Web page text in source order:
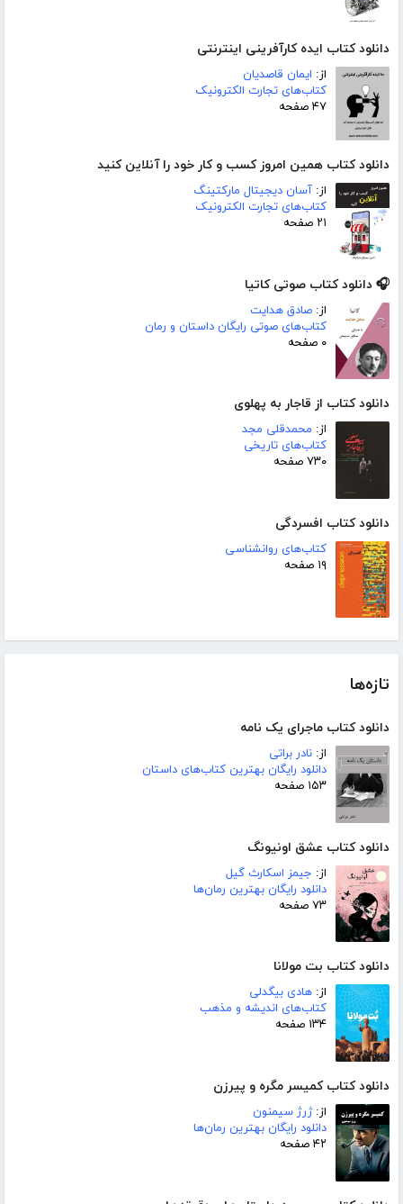
دانلود کتاب ایده کارآفرینی اینترنتی
از: ایمان قاصدیان
کتاب‌های تجارت الکترونیک
۴۷ صفحه
دانلود کتاب همین امروز کسب و کار خود را آنلاین کنید
از: آسان دیجیتال مارکتینگ
کتاب‌های تجارت الکترونیک
۲۱ صفحه
🎧 دانلود کتاب صوتی کاتیا
از: صادق هدایت
کتاب‌های صوتی رایگان داستان و رمان
۰ صفحه
دانلود کتاب از قاجار به پهلوی
از: محمدقلی مجد
کتاب‌های تاریخی
۷۳۰ صفحه
دانلود کتاب افسردگی
کتاب‌های روانشناسی
۱۹ صفحه
تازه‌ها
دانلود کتاب ماجرای یک نامه
از: نادر براتی
دانلود رایگان بهترین کتاب‌های داستان
۱۵۳ صفحه
دانلود کتاب عشق اونیونگ
از: جیمز اسکارث گیل
دانلود رایگان بهترین رمان‌ها
۷۳ صفحه
دانلود کتاب بت مولانا
از: هادی بیگدلی
کتاب‌های اندیشه و مذهب
۱۳۴ صفحه
دانلود کتاب کمیسر مگره و پیرزن
از:ژرژ سیمنون
دانلود رایگان بهترین رمان‌ها
۴۲ صفحه